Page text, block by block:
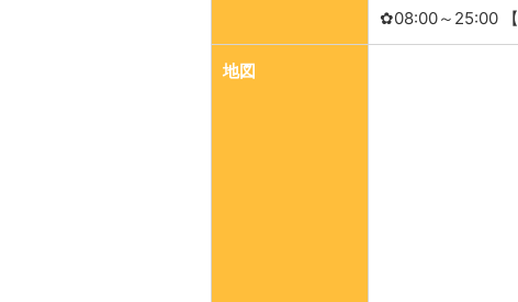
✿08:00～25:00 【
地図